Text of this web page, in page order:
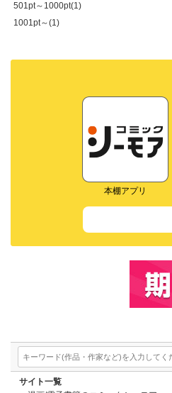
501pt～1000pt(1)
1001pt～(1)
本棚アプリ
サイト一覧